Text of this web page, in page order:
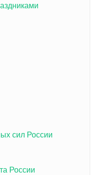
сил России
России